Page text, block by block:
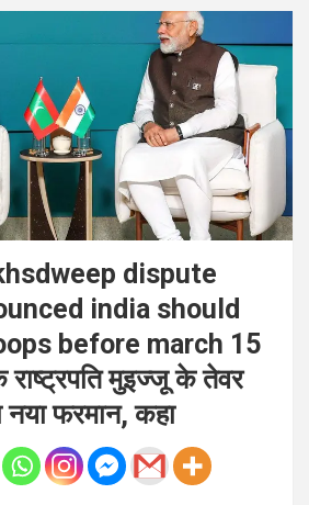
dispute
india should
before march 15
मुइज्जू के तेवर
फरमान, कहा